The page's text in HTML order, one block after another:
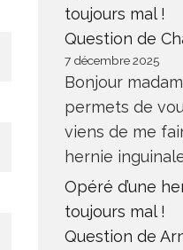
toujours mal !
Question de
7 décembre 2025
Bonjour
permets de
viens de me
hernie
Opéré d’une
toujours mal !
Question de